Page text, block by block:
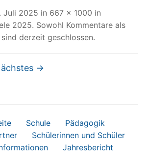
Juli 2025 in 667 × 1000 in
2025. Sowohl Kommentare als
derzeit geschlossen.
→
Schule
Pädagogik
Schülerinnen und Schüler
Jahresbericht